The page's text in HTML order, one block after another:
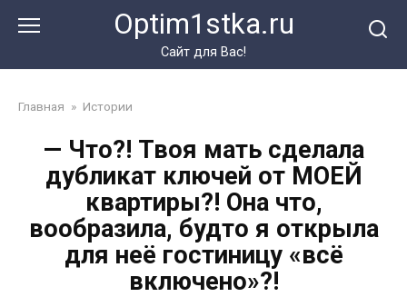
Optim1stka.ru
Сайт для Вас!
Главная » Истории
— Что?! Твоя мать сделала
дубликат ключей от МОЕЙ
квартиры?! Она что,
вообразила, будто я открыла
для неё гостиницу «всё
включено»?!